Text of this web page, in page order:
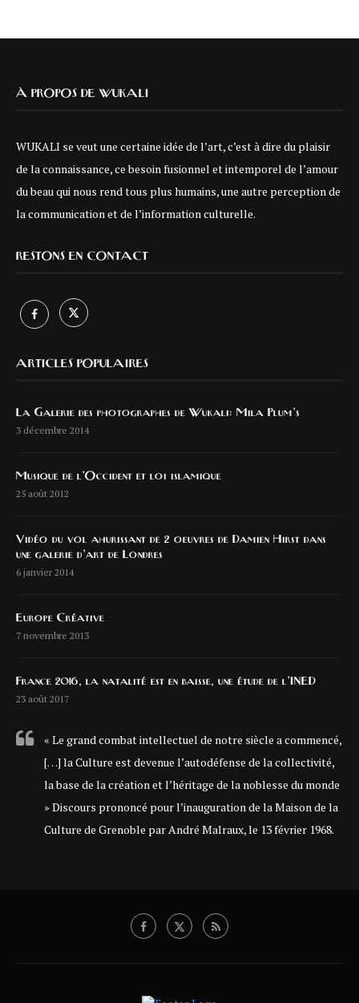
À PROPOS DE WUKALI
WUKALI se veut une certaine idée de l’art, c’est à dire du plaisir
de la connaissance, ce besoin fusionnel et intemporel de l’amour
du beau qui nous rend tous plus humains, une autre perception de
la communication et de l’information culturelle.
RESTONS EN CONTACT
ARTICLES POPULAIRES
La Galerie des photographes de Wukali: Mila Plum’s
3 décembre 2014
Musique de l’Occident et loi islamique
25 août 2012
Vidéo du vol ahurissant de 2 oeuvres de Damien Hirst dans
une galerie d’art de Londres
6 janvier 2014
Europe Créative
7 novembre 2013
France 2016, la natalité est en baisse, une étude de l’INED
23 août 2017
« Le grand combat intellectuel de notre siècle a commencé,
[…] la Culture est devenue l’autodéfense de la collectivité,
la base de la création et l’héritage de la noblesse du monde
» Discours prononcé pour l’inauguration de la Maison de la
Culture de Grenoble par André Malraux, le 13 février 1968.